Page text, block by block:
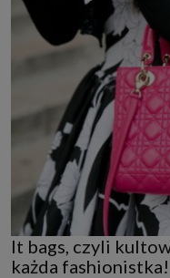
It bags, czyli
każda